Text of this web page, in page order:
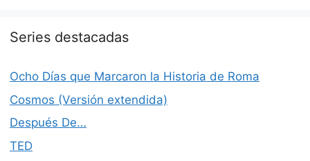
Series destacadas
Ocho Días que Marcaron la Historia de Roma
Cosmos (Versión extendida)
Después De…
TED